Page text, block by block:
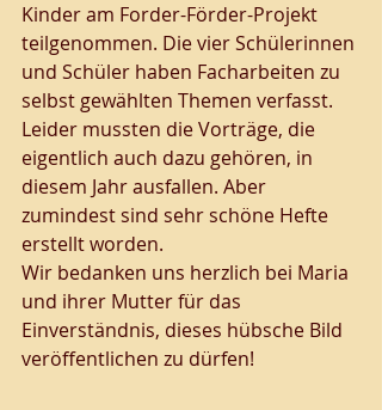
Kinder am Forder-Förder-Projekt
teilgenommen. Die vier Schülerinnen
und Schüler haben Facharbeiten zu
selbst gewählten Themen verfasst.
Leider mussten die Vorträge, die
eigentlich auch dazu gehören, in
diesem Jahr ausfallen. Aber
zumindest sind sehr schöne Hefte
erstellt worden.
Wir bedanken uns herzlich bei Maria
und ihrer Mutter für das
Einverständnis, dieses hübsche Bild
veröffentlichen zu dürfen!